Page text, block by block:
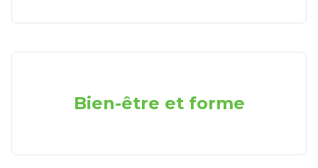
Bien-être et forme